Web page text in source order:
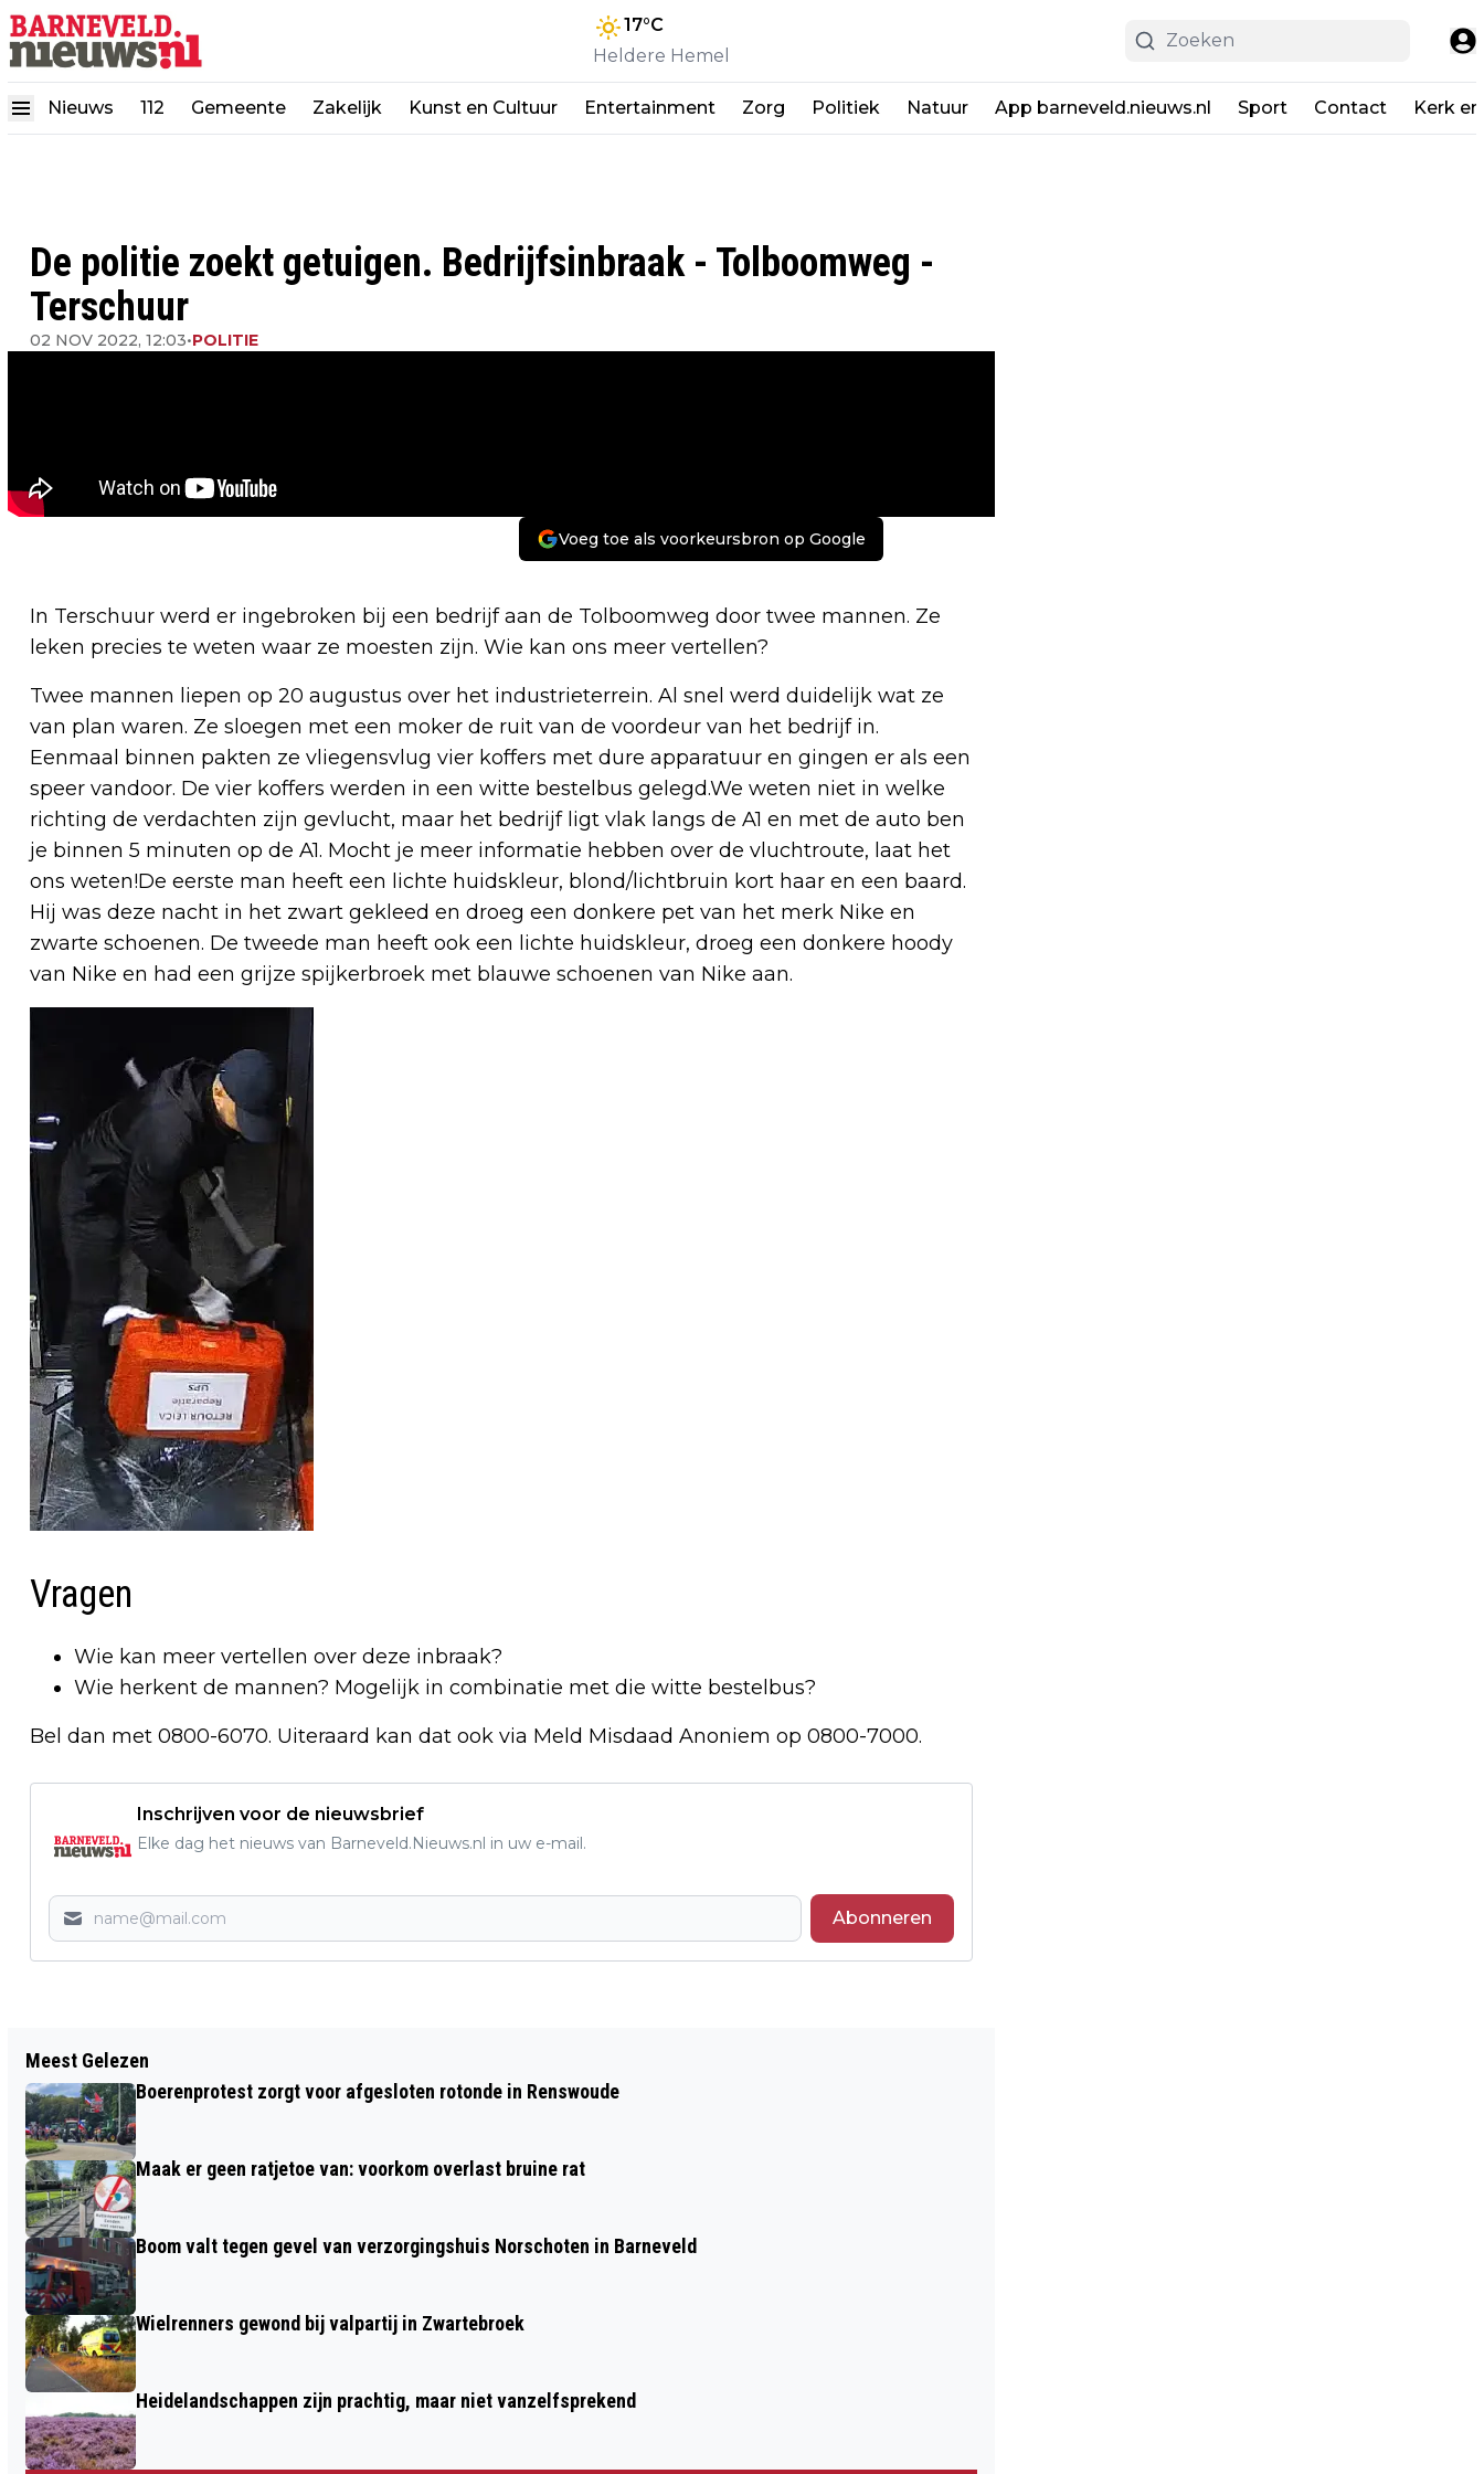
17°C
Heldere Hemel
Nieuws 112 Gemeente Zakelijk Kunst en Cultuur Entertainment Zorg Politiek Natuur App barneveld.nieuws.nl Sport Contact Kerk
De politie zoekt getuigen. Bedrijfsinbraak - Tolboomweg -
Terschuur
02 NOV 2022, 12:03•POLITIE
Voeg toe als voorkeursbron op Google
In Terschuur werd er ingebroken bij een bedrijf aan de Tolboomweg door twee mannen. Ze
leken precies te weten waar ze moesten zijn. Wie kan ons meer vertellen?
Twee mannen liepen op 20 augustus over het industrieterrein. Al snel werd duidelijk wat ze
van plan waren. Ze sloegen met een moker de ruit van de voordeur van het bedrijf in.
Eenmaal binnen pakten ze vliegensvlug vier koffers met dure apparatuur en gingen er als een
speer vandoor. De vier koffers werden in een witte bestelbus gelegd.We weten niet in welke
richting de verdachten zijn gevlucht, maar het bedrijf ligt vlak langs de A1 en met de auto ben
je binnen 5 minuten op de A1. Mocht je meer informatie hebben over de vluchtroute, laat het
ons weten!De eerste man heeft een lichte huidskleur, blond/lichtbruin kort haar en een baard.
Hij was deze nacht in het zwart gekleed en droeg een donkere pet van het merk Nike en
zwarte schoenen. De tweede man heeft ook een lichte huidskleur, droeg een donkere hoody
van Nike en had een grijze spijkerbroek met blauwe schoenen van Nike aan.
Vragen
Wie kan meer vertellen over deze inbraak?
Wie herkent de mannen? Mogelijk in combinatie met die witte bestelbus?
Bel dan met 0800-6070. Uiteraard kan dat ook via Meld Misdaad Anoniem op 0800-7000.
Inschrijven voor de nieuwsbrief
Elke dag het nieuws van Barneveld.Nieuws.nl in uw e-mail.
Abonneren
OCHTENDGLORENWANDELING
VOOR INWONERS MET EEN LAAG
Meest Gelezen
Boerenprotest zorgt voor afgesloten rotonde in Renswoude
Maak er geen ratjetoe van: voorkom overlast bruine rat
Boom valt tegen gevel van verzorgingshuis Norschoten in Barneveld
Wielrenners gewond bij valpartij in Zwartebroek
Heidelandschappen zijn prachtig, maar niet vanzelfsprekend